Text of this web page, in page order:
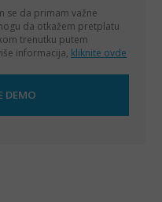
se da primam važne
da otkažem pretplatu
trenutku putem
informacija, kliknite ovde